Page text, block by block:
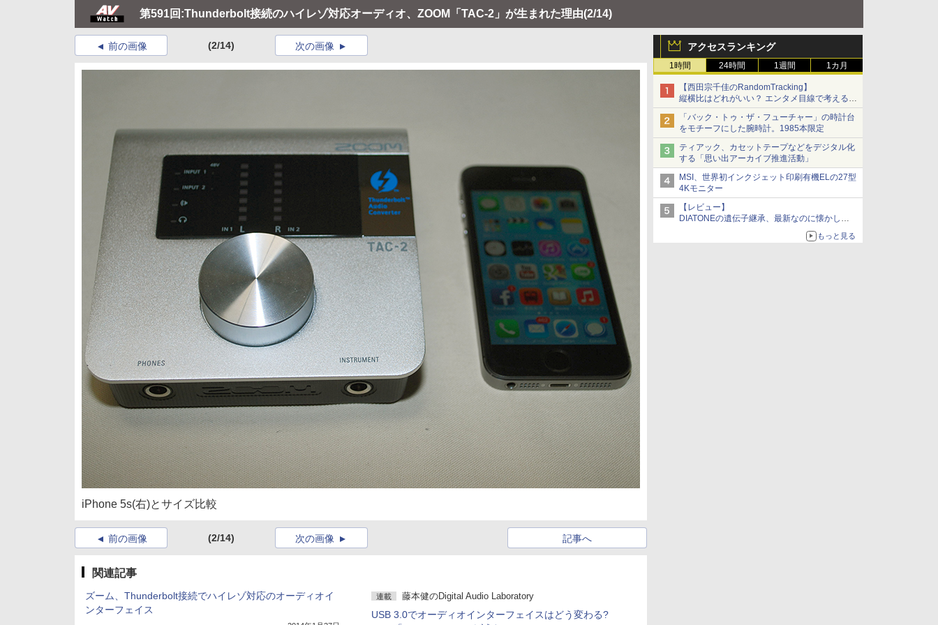
第591回:Thunderbolt接続のハイレゾ対応オーディオ、ZOOM「TAC-2」が生まれた理由(2/14)
アクセスランキング
1時間 24時間 1週間 1カ月
【西田宗千佳のRandomTracking】
縦横比はどれがいい？ エンタメ目線で考える、
サムスン新「Galaxy Z Fold」
「バック・トゥ・ザ・フューチャー」の時計台
をモチーフにした腕時計。1985本限定
ティアック、カセットテープなどをデジタル化
する「思い出アーカイブ推進活動」
MSI、世界初インクジェット印刷有機ELの27型
4Kモニター
【レビュー】
DIATONEの遺伝子継承、最新なのに懐かし
い“惚れる音”Tecnologia e Cuore「DS-TC52B」
もっと見る
前の画像 (2/14) 次の画像
iPhone 5s(右)とサイズ比較
前の画像 (2/14) 記事へ
次の画像
関連記事
ズーム、Thunderbolt接続でハイレゾ対応のオーディオイ
ンターフェイス
連載 藤本健のDigital Audio Laboratory
USB 3.0でオーディオインターフェイスはどう変わる?